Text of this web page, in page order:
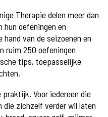
Therapie delen meer dan
oefeningen en
van de seizoenen en
ruim 250 oefeningen
tips, toepasselijke
Voor iedereen die
die zichzelf verder wil laten